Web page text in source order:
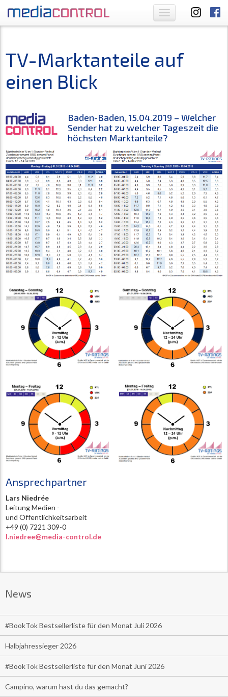
Toggle
navigation
TV-Marktanteile auf
einen Blick
Baden-Baden, 15.04.2019 – Welcher
Sender hat zu welcher Tageszeit die
höchsten Marktanteile?
Ansprechpartner
Lars Niedrée
Leitung Medien -
und Öffentlichkeitsarbeit
+49 (0) 7221 309-0
l.niedree@media-control.de
News
#BookTok Bestsellerliste für den Monat Juli 2026
Halbjahressieger 2026
#BookTok Bestsellerliste für den Monat Juni 2026
Campino, warum hast du das gemacht?